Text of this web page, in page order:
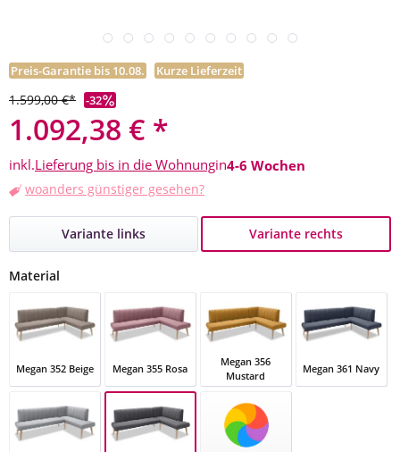
1.092,38 € *
Preis-Garantie bis 10.08. Kurze Lieferzeit
1.599,00 €* -32
inkl.Lieferung bis in die Wohnungin4-6 Wochen
woanders günstiger gesehen?
Variante links Variante rechts
Material
Megan 352 Beige
Megan 352 Beige
Megan 355 Rosa
Megan 355 Rosa
Megan 356
Mustard
Megan 356 Mustard
Megan 361 Navy
Megan 361 Navy